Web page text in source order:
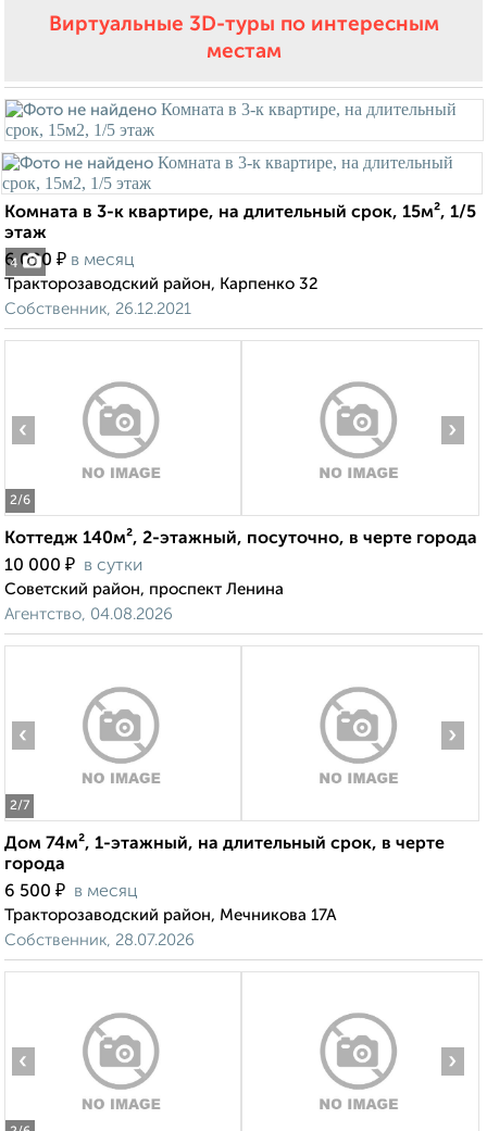
Виртуальные 3D-туры по интересным
местам
4
Комната в 3-к квартире, на длительный срок, 15м², 1/5
этаж
6 000 ₽ в месяц
Тракторозаводский район, Карпенко 32
Собственник, 26.12.2021
2/6
‹ ›
Коттедж 140м², 2-этажный, посуточно, в черте города
10 000 ₽ в сутки
Советский район, проспект Ленина
Агентство, 04.08.2026
2/7
‹ ›
Дом 74м², 1-этажный, на длительный срок, в черте
города
6 500 ₽ в месяц
Тракторозаводский район, Мечникова 17А
Собственник, 28.07.2026
‹ ›